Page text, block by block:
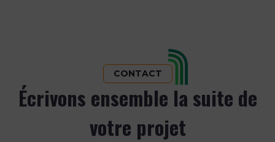
CONTACT
Écrivons ensemble la suite de
votre projet